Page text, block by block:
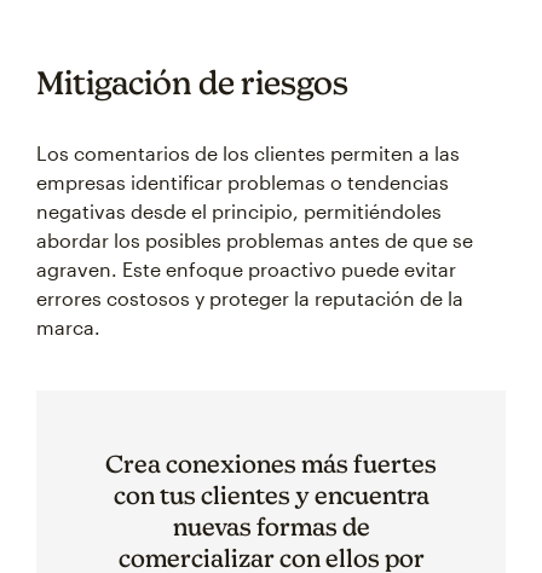
Mitigación de riesgos
Los comentarios de los clientes permiten a las
empresas identificar problemas o tendencias
negativas desde el principio, permitiéndoles
abordar los posibles problemas antes de que se
agraven. Este enfoque proactivo puede evitar
errores costosos y proteger la reputación de la
marca.
Crea conexiones más fuertes
con tus clientes y encuentra
nuevas formas de
comercializar con ellos por